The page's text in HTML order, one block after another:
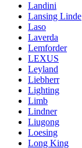
Landini
Lansing Linde
Laso
Laverda
Lemforder
LEXUS
Leyland
Liebherr
Lighting
Limb
Lindner
Liugong
Loesing
Long King